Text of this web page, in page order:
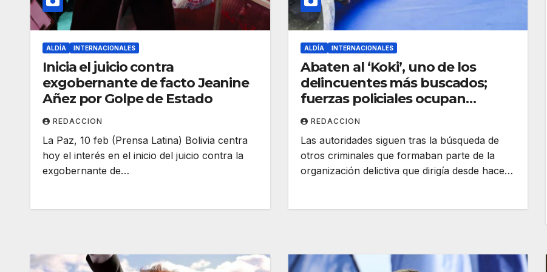
ALDÍA INTERNACIONALES
Inicia el juicio contra
exgobernante de facto Jeanine
Añez por Golpe de Estado
REDACCION
La Paz, 10 feb (Prensa Latina) Bolivia centra
hoy el interés en el inicio del juicio contra la
exgobernante de…
ALDÍA INTERNACIONALES
Abaten al ‘Koki’, uno de los
delincuentes más buscados;
fuerzas policiales ocupan
poderoso arsenal
REDACCION
Las autoridades siguen tras la búsqueda de
otros criminales que formaban parte de la
organización delictiva que dirigía desde hace…